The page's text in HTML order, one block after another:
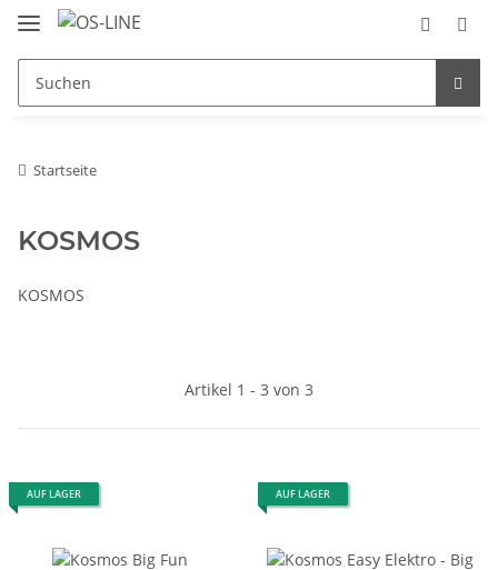
Startseite
KOSMOS
KOSMOS
Artikel 1 - 3 von 3
AUF LAGER AUF LAGER